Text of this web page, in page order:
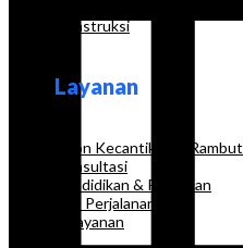
Konstruksi
Layanan
Salon Kecantikan & Rambut
Konsultasi
Pendidikan & Pelatihan
Biro Perjalanan
Pelayanan